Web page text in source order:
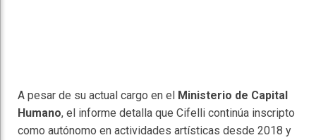
A pesar de su actual cargo en el Ministerio de Capital
Humano, el informe detalla que Cifelli continúa inscripto
como autónomo en actividades artísticas desde 2018 y